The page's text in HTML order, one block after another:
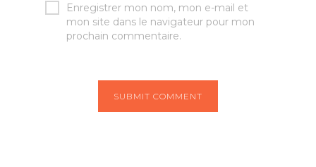
Enregistrer mon nom, mon e-mail et
mon site dans le navigateur pour mon
prochain commentaire.